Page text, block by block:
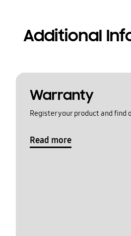
Additional
Warranty
Register your product and find
Read more